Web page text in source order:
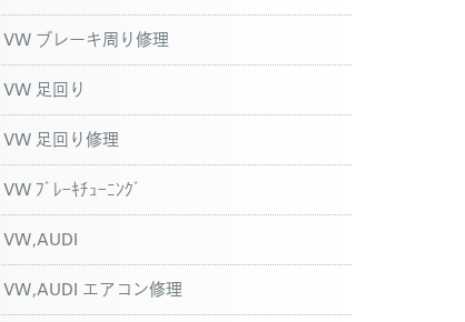
VW ブレーキ周り修理
VW 足回り
VW 足回り修理
VW ﾌﾞﾚｰｷﾁｭｰﾆﾝｸﾞ
VW,AUDI
VW,AUDI エアコン修理